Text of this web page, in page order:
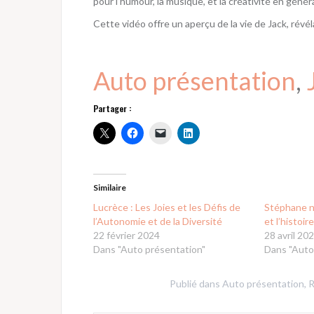
Cette vidéo offre un aperçu de la vie de Jack,
Auto présentation,
Partager :
Similaire
Lucrèce : Les Joies et les Défis de
l’Autonomie et de la Diversité
22 février 2024
Dans "Auto présentation"
Stéphane
et
28 avril
Dans
Publié dans Auto présentation,